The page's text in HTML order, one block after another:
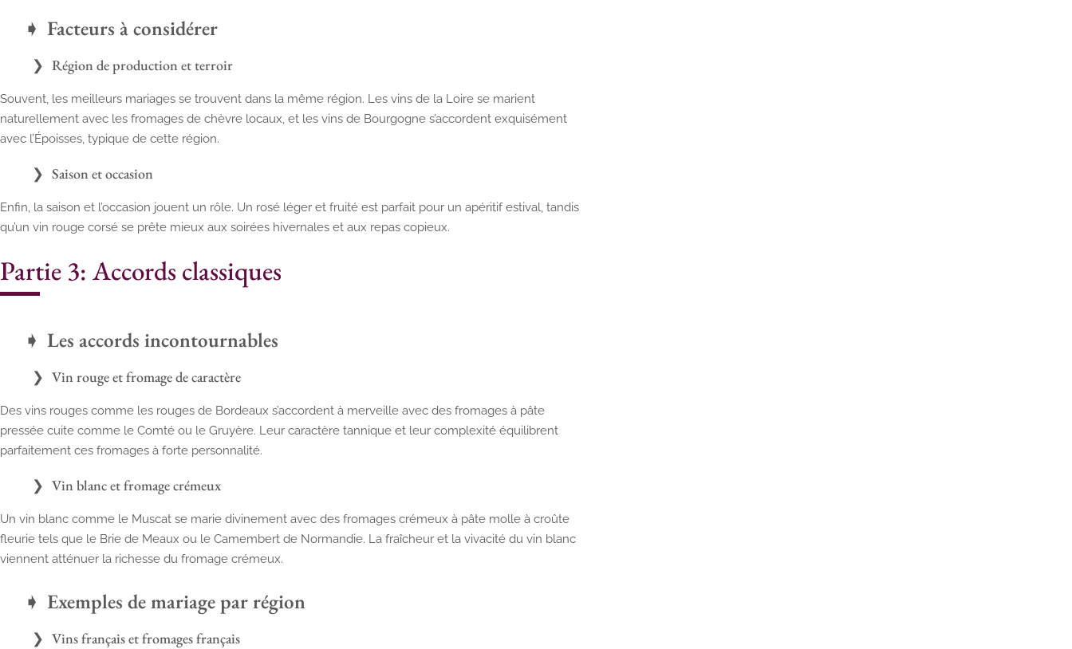
Facteurs à considérer
Région de production et terroir
Souvent, les meilleurs mariages se trouvent dans la même région. Les vins de la Loire se marient
naturellement avec les fromages de chèvre locaux, et les vins de Bourgogne s’accordent exquisément
avec l’Époisses, typique de cette région.
Saison et occasion
Enfin, la saison et l’occasion jouent un rôle. Un rosé léger et fruité est parfait pour un apéritif estival, tandis
qu’un vin rouge corsé se prête mieux aux soirées hivernales et aux repas copieux.
Partie 3: Accords classiques
Les accords incontournables
Vin rouge et fromage de caractère
Des vins rouges comme les rouges de Bordeaux s’accordent à merveille avec des fromages à pâte
pressée cuite comme le Comté ou le Gruyère. Leur caractère tannique et leur complexité équilibrent
parfaitement ces fromages à forte personnalité.
Vin blanc et fromage crémeux
Un vin blanc comme le Muscat se marie divinement avec des fromages crémeux à pâte molle à croûte
fleurie tels que le Brie de Meaux ou le Camembert de Normandie. La fraîcheur et la vivacité du vin blanc
viennent atténuer la richesse du fromage crémeux.
Exemples de mariage par région
Vins français et fromages français